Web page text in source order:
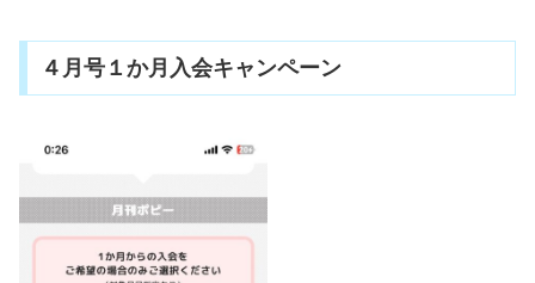
４月号１か月入会キャンペーン